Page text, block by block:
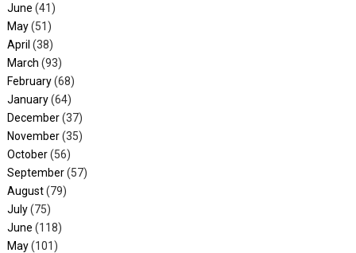
June (41)
May(51)
April (38)
March (93)
February(68)
January(64)
December(37)
November(35)
October(56)
September(57)
August(79)
July(75)
June (118)
May(101)